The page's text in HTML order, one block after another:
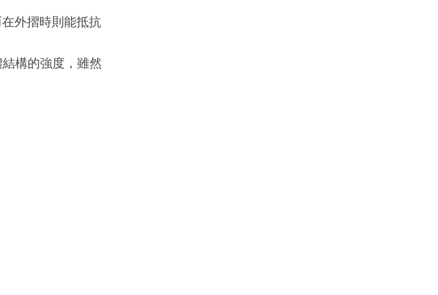
外摺時則能抵抗
構的強度，雖然